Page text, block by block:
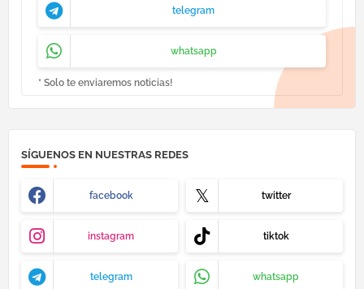
telegram
whatsapp
* Solo te enviaremos noticias!
SÍGUENOS EN NUESTRAS REDES
facebook twitter
instagram tiktok
telegram whatsapp